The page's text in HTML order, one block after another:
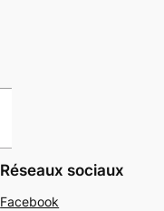
Réseaux sociaux
Facebook